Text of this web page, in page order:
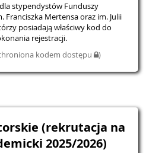
stypendystów Funduszy
Franciszka Mertensa oraz im. Julii
posiadają właściwy kod do
rejestracji.
kodem dostępu
)
(rekrutacja na
2025/2026)